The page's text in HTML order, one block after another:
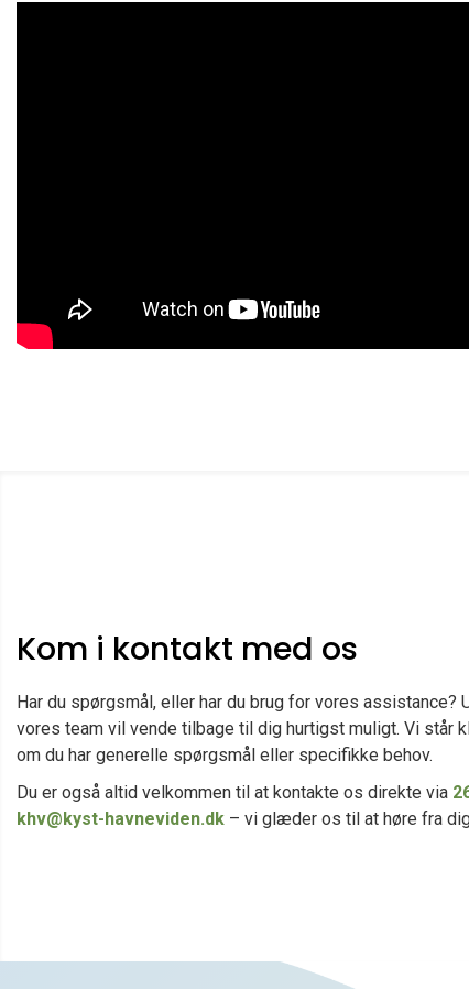
Kom i kontakt med os
Har du spørgsmål, eller har du brug for vores assistance?
vores team vil vende tilbage til dig hurtigst muligt. Vi står
om du har generelle spørgsmål eller specifikke behov.
Du er også altid velkommen til at kontakte os direkte via
khv@kyst-havneviden.dk – vi glæder os til at høre fra